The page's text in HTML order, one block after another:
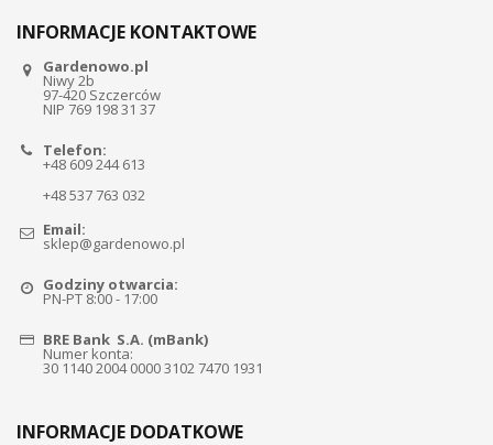
INFORMACJE KONTAKTOWE
Gardenowo.pl
Niwy 2b
97-420 Szczerców
NIP 769 198 31 37
Telefon:
+48 609 244 613
+48 537 763 032
Email:
sklep@gardenowo.pl
Godziny otwarcia:
PN-PT 8:00 - 17:00
BRE Bank S.A. (mBank)
Numer konta:
30 1140 2004 0000 3102 7470 1931
INFORMACJE DODATKOWE